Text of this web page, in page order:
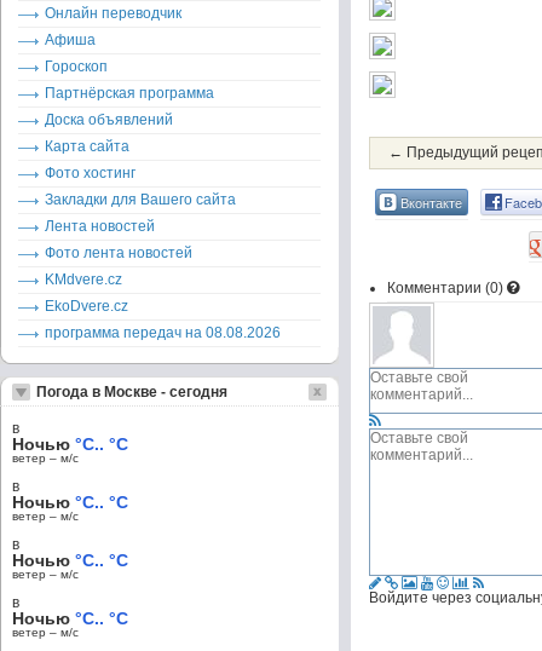
← Предыдущий
Вконтакте
Комментарии (0)
Войдите через
Онлайн переводчик
Афиша
Гороскоп
Партнёрская программа
Доска объявлений
Карта сайта
Фото хостинг
Закладки для Вашего сайта
Лента новостей
Фото лента новостей
KMdvere.cz
EkoDvere.cz
программа передач на 08.08.2026
Погода в Москве - сегодня
в
Ночью °C.. °C
ветер – м/c
в
Ночью °C.. °C
ветер – м/c
в
Ночью °C.. °C
ветер – м/c
в
Ночью °C.. °C
ветер – м/c